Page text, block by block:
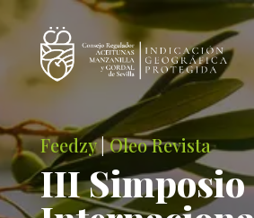
Feedzy|Oleo Revista
III Simposio